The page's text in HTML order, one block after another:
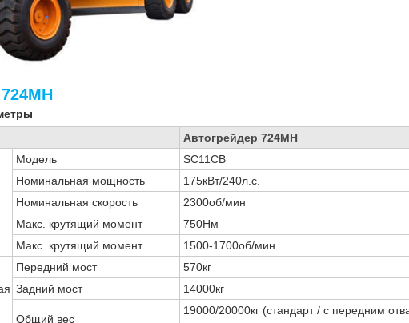
Автогрейдер 724MH
Модель
SC11CB
Номинальная мощность
175кВт/240л.с.
Номинальная скорость
2300об/мин
Макс. крутящий момент
750Нм
Макс. крутящий момент
1500-1700об/мин
Передний мост
570кг
Задний мост
14000кг
Общий вес
19000/20000кг (стандарт / с передним